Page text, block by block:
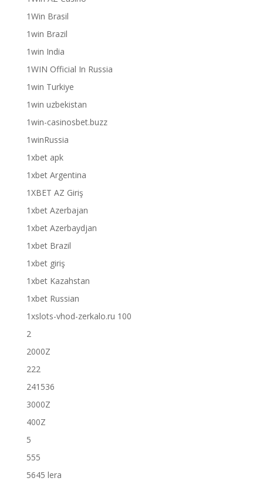
1Win Brasil
1win Brazil
1win India
1WIN Official In Russia
1win Turkiye
1win uzbekistan
1win-casinosbet.buzz
1winRussia
1xbet apk
1xbet Argentina
1XBET AZ Giriş
1xbet Azerbajan
1xbet Azerbaydjan
1xbet Brazil
1xbet giriş
1xbet Kazahstan
1xbet Russian
1xslots-vhod-zerkalo.ru 100
2
2000Z
222
241536
3000Z
400Z
5
555
5645 lera